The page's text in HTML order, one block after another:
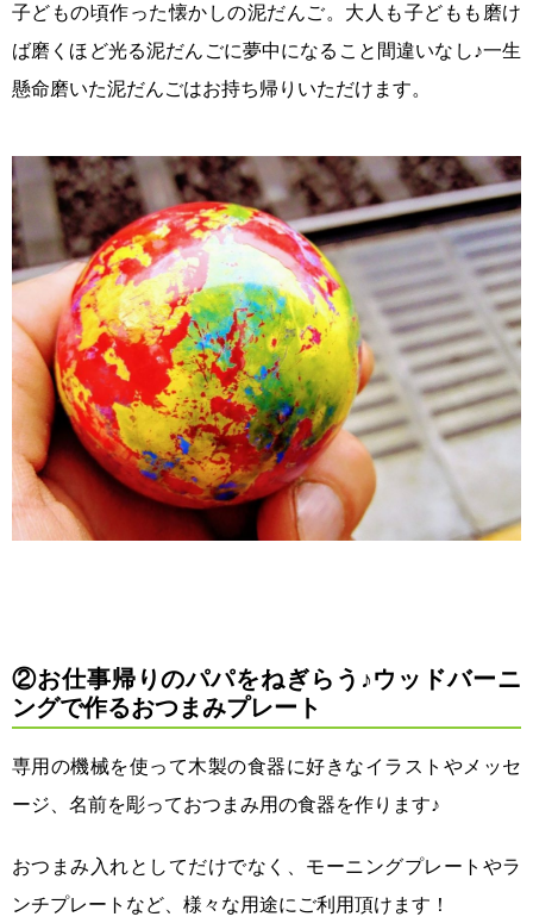
子どもの頃作った懐かしの泥だんご。大人も子どもも磨け
ば磨くほど光る泥だんごに夢中になること間違いなし♪一生
懸命磨いた泥だんごはお持ち帰りいただけます。
②お仕事帰りのパパをねぎらう♪ウッドバーニ
ングで作るおつまみプレート
専用の機械を使って木製の食器に好きなイラストやメッセ
ージ、名前を彫っておつまみ用の食器を作ります♪
おつまみ入れとしてだけでなく、モーニングプレートやラ
ンチプレートなど、様々な用途にご利用頂けます！